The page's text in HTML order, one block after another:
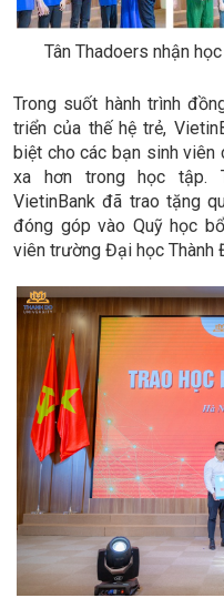
Tân Thadoers nhận
Trong suốt hành trình
triển của thế hệ trẻ,
biệt cho các bạn sinh
xa hơn trong học tập.
VietinBank đã trao tặng
đóng góp vào Quỹ học
viên trường Đại học Thành